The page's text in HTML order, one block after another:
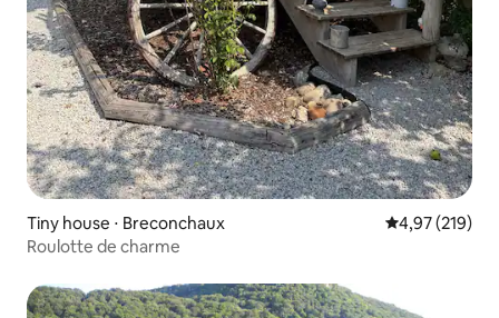
Tiny house ⋅ Breconchaux Évaluation
4,97 (219)
Roulotte de charme